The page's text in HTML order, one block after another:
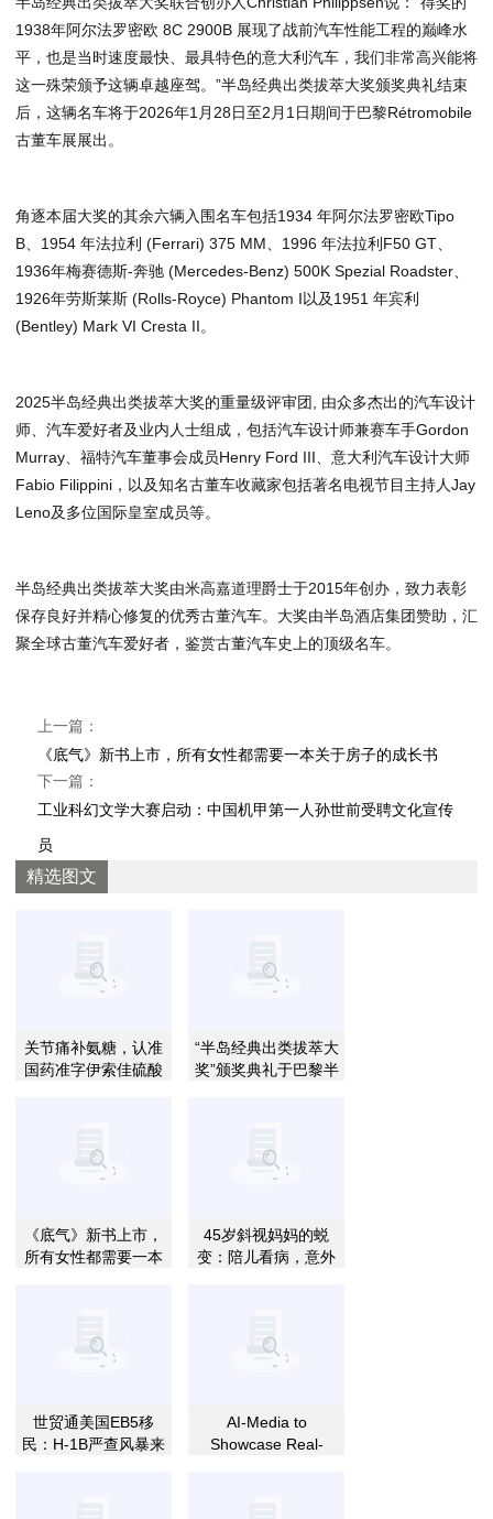
1938年阿尔法罗密欧 8C 2900B 展现了战前汽车性能工程的巅峰水
平，也是当时速度最快、最具特色的意大利汽车，我们非常高兴能将
这一殊荣颁予这辆卓越座驾。”半岛经典出类拔萃大奖颁奖典礼结束
后，这辆名车将于2026年1月28日至2月1日期间于巴黎Rétromobile
古董车展展出。
角逐本届大奖的其余六辆入围名车包括1934 年阿尔法罗密欧Tipo
B、1954 年法拉利 (Ferrari) 375 MM、1996 年法拉利F50 GT、
1936年梅赛德斯-奔驰 (Mercedes-Benz) 500K Spezial Roadster、
1926年劳斯莱斯 (Rolls-Royce) Phantom I以及1951 年宾利
(Bentley) Mark VI Cresta II。
2025半岛经典出类拔萃大奖的重量级评审团, 由众多杰出的汽车设计
师、汽车爱好者及业内人士组成，包括汽车设计师兼赛车手Gordon
Murray、福特汽车董事会成员Henry Ford III、意大利汽车设计大师
Fabio Filippini，以及知名古董车收藏家包括著名电视节目主持人Jay
Leno及多位国际皇室成员等。
半岛经典出类拔萃大奖由米高嘉道理爵士于2015年创办，致力表彰
保存良好并精心修复的优秀古董汽车。大奖由半岛酒店集团赞助，汇
聚全球古董汽车爱好者，鉴赏古董汽车史上的顶级名车。
上一篇：
《底气》新书上市，所有女性都需要一本关于房子的成长书
下一篇：
工业科幻文学大赛启动：中国机甲第一人孙世前受聘文化宣传
员
精选图文
关节痛补氨糖，认准
国药准字伊索佳硫酸
“半岛经典出类拔萃大
奖”颁奖典礼于巴黎半
《底气》新书上市，
所有女性都需要一本
45岁斜视妈妈的蜕
变：陪儿看病，意外
世贸通美国EB5移
民：H-1B严查风暴来
AI-Media to
Showcase Real-